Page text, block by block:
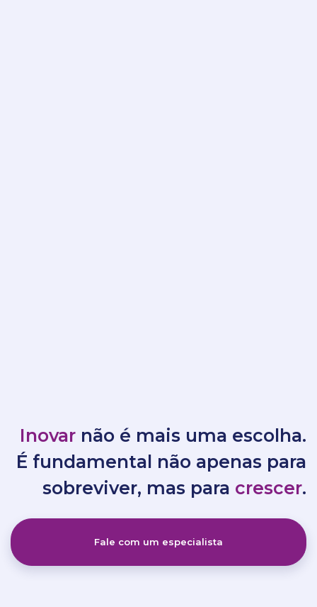
Inovar não é mais uma escolha.
É fundamental não apenas para
sobreviver, mas para crescer.
Fale com um especialista